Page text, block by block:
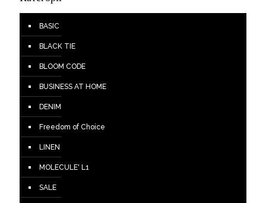
BASIC
BLACK TIE
BLOOM CODE
BUSINESS AT HOME
DENIM
Freedom of Choice
LINEN
MOLECULE' L1
SALE